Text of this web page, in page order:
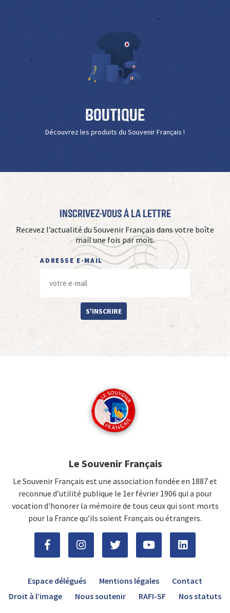
Boutique
Découvrez les produits du Souvenir Français !
Inscrivez-vous à La Lettre
Recevez l’actualité du Souvenir Français dans votre boîte
mail une fois par mois.
ADRESSE E-MAIL
S'INSCRIRE
Le Souvenir Français
Le Souvenir Français est une association fondée en 1887 et
reconnue d’utilité publique le 1er février 1906 qui a pour
vocation d'honorer la mémoire de tous ceux qui sont morts
pour la France qu’ils soient Français ou étrangers.
Espace délégués Mentions légales
Contact
Droit à l’image
Nous soutenir RAFI-SF Nos statuts